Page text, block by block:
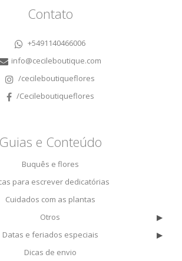
Contato
+5491140466006
info@cecileboutique.com
/cecileboutiqueflores
/Cecileboutiqueflores
Guias e Conteúdo
Buquês e flores
para escrever dedicatórias
Cuidados com as plantas
Otros
▸
Datas e feriados especiais ▸
Dicas de envio